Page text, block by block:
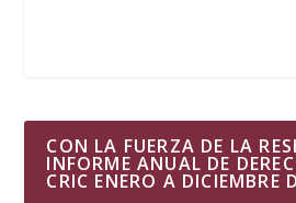
CON LA FUERZA DE LA
INFORME ANUAL DE
CRIC ENERO A DICIEMBRE